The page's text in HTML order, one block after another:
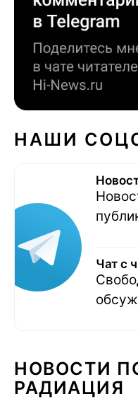
НАШИ
Чат с
НОВОСТИ
РАДИАЦИЯ